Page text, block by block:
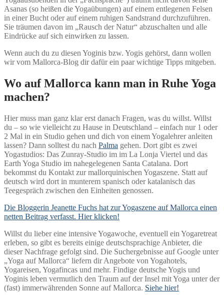
Asanas (so heißen die Yogaübungen) auf einem entlegenen Felsen
in einer Bucht oder auf einem ruhigen Sandstrand durchzuführen.
Sie träumen davon im „Rausch der Natur“ abzuschalten und alle
Eindrücke auf sich einwirken zu lassen.
Wenn auch du zu diesen Yoginis bzw. Yogis gehörst, dann wollen
wir vom Mallorca-Blog dir dafür ein paar wichtige Tipps mitgeben.
Wo auf Mallorca kann man in Ruhe Yoga
machen?
Hier muss man ganz klar erst danach Fragen, was du willst. Willst
du – so wie vielleicht zu Hause in Deutschland – einfach nur 1 oder
2 Mal in ein Studio gehen und dich von einem Yogalehrer anleiten
lassen? Dann solltest du nach Palma gehen. Dort gibt es zwei
Yogastudios: Das Zunray-Studio im im La Lonja Viertel und das
Earth Yoga Studio im nahegelegenen Santa Catalana. Dort
bekommst du Kontakt zur mallorquinischen Yogaszene. Statt auf
deutsch wird dort in munterem spanisch oder katalanisch das
Teegespräch zwischen den Einheiten genossen.
Die Bloggerin Jeanette Fuchs hat zur Yogaszene auf Mallorca einen
netten Beitrag verfasst. Hier klicken!
Willst du lieber eine intensive Yogawoche, eventuell ein Yogaretreat
erleben, so gibt es bereits einige deutschsprachige Anbieter, die
dieser Nachfrage gefolgt sind. Die Suchergebnisse auf Google unter
„Yoga auf Mallorca“ liefern dir Angebote von Yogahotels,
Yogareisen, Yogafincas und mehr. Findige deutsche Yogis und
Yoginis leben vermutlich den Traum auf der Insel mit Yoga unter der
(fast) immerwährenden Sonne auf Mallorca. Siehe hier!